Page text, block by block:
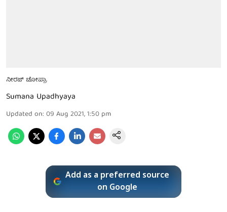
ನೀರಜ್ ಚೋಪ್ರಾ
Sumana Upadhyaya
Updated on: 09 Aug 2021, 1:50 pm
Add as a preferred source
on Google